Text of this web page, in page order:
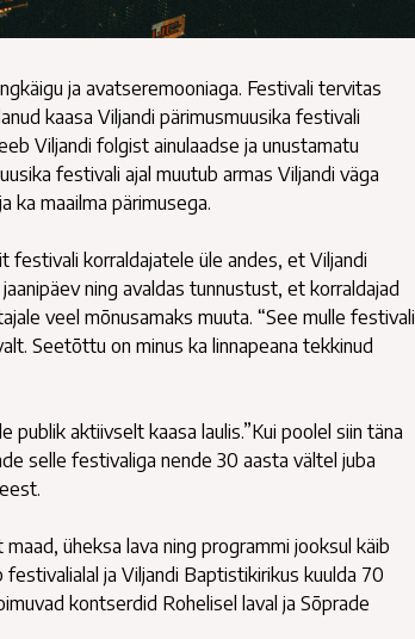
ja avatseremooniaga. Festivali tervitas
kaasa Viljandi pärimusmuusika festivali
Viljandi folgist ainulaadse ja unustamatu
festivali ajal muutub armas Viljandi väga
ka maailma pärimusega.
festivali korraldajatele üle andes, et Viljandi
ning avaldas tunnustust, et korraldajad
veel mõnusamaks muuta. “See mulle festivali
Seetõttu on minus ka linnapeana tekkinud
aktiivselt kaasa laulis.”Kui poolel siin täna
selle festivaliga nende 30 aasta vältel juba
üheksa lava ning programmi jooksul käib
ja Viljandi Baptistikirikus kuulda 70
kontserdid Rohelisel laval ja Sõprade